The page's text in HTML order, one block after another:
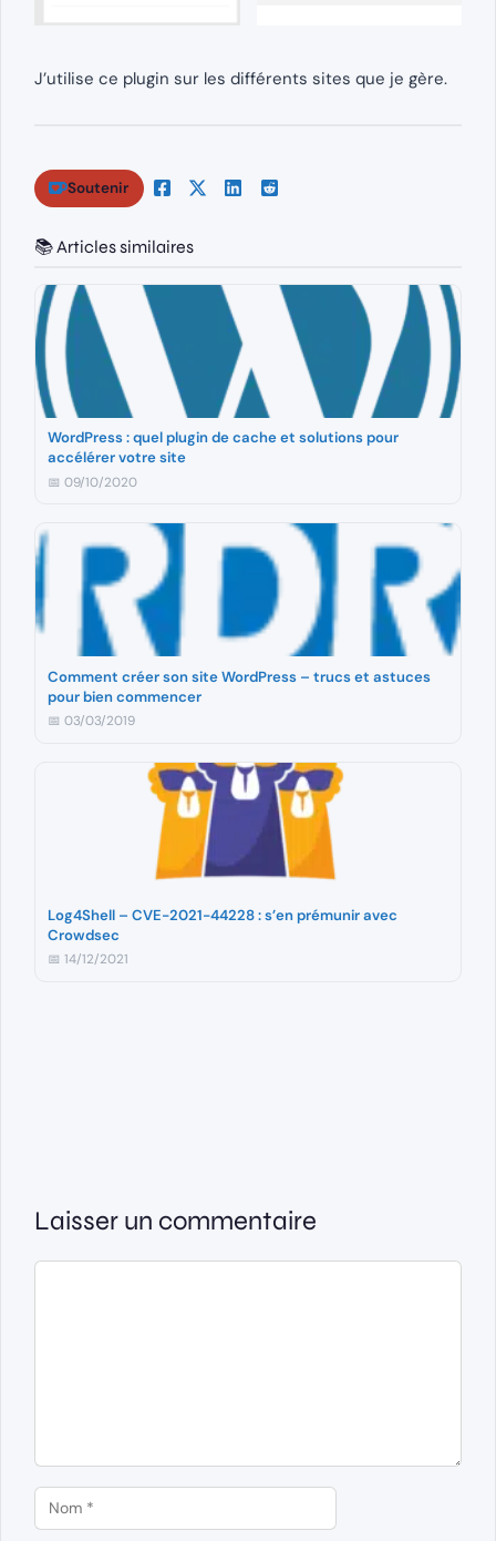
J’utilise ce plugin sur les différents sites que je gère.
Soutenir
📚 Articles similaires
WordPress : quel plugin de cache et solutions pour
accélérer votre site
📅 09/10/2020
Comment créer son site WordPress – trucs et astuces
pour bien commencer
📅 03/03/2019
Log4Shell – CVE-2021-44228 : s’en prémunir avec
Crowdsec
📅 14/12/2021
Laisser un commentaire
Nom